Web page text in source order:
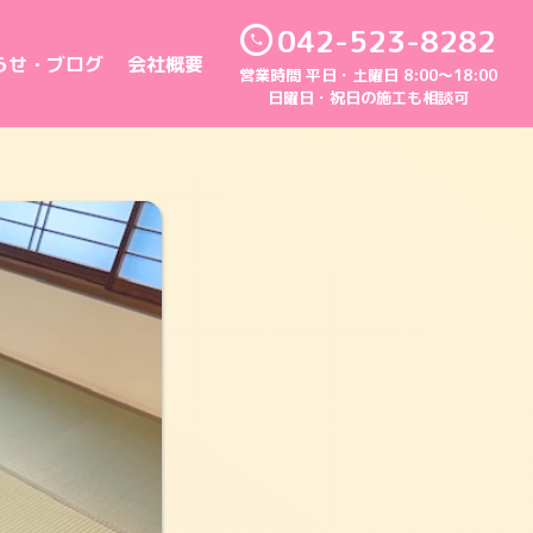
せ・ブログ 会社概要
042-523-8282
営業時間 平日・土曜日 8:00～18:00
日曜日・祝日の施工も相談可